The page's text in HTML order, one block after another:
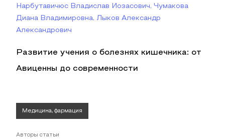
Нарбутавичюс Владислав Иозасович, Чумакова
Диана Владимировна, Лыков Александр
Александрович
Развитие учения о болезнях кишечника: от
Авиценны до современности
Медицина, фармация
Авторы статьи